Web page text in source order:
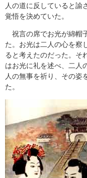
人の道に反していると諭
覚悟を決めていた。
祝言の席でお光が綿帽
た。お光は二人の心を察
ると考えたのだった。そ
はお光に礼を述べ、二人
人の無事を祈り、その姿
た。